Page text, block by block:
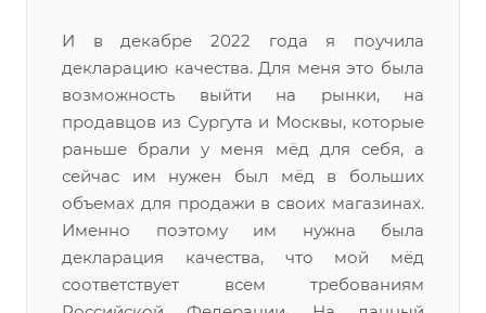
И в декабре 2022 года я поучила
декларацию качества. Для меня это была
возможность выйти на рынки, на
продавцов из Сургута и Москвы, которые
раньше брали у меня мёд для себя, а
сейчас им нужен был мёд в больших
объемах для продажи в своих магазинах.
Именно поэтому им нужна была
декларация качества, что мой мёд
соответствует всем требованиям